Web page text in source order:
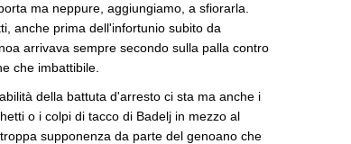
ma neppure, aggiungiamo, a sfiorarla.
anche prima dell'infortunio subito da
arrivava sempre secondo sulla palla contro
che imbattibile.
della battuta d'arresto ci sta ma anche i
o i colpi di tacco di Badelj in mezzo al
supponenza da parte del genoano che